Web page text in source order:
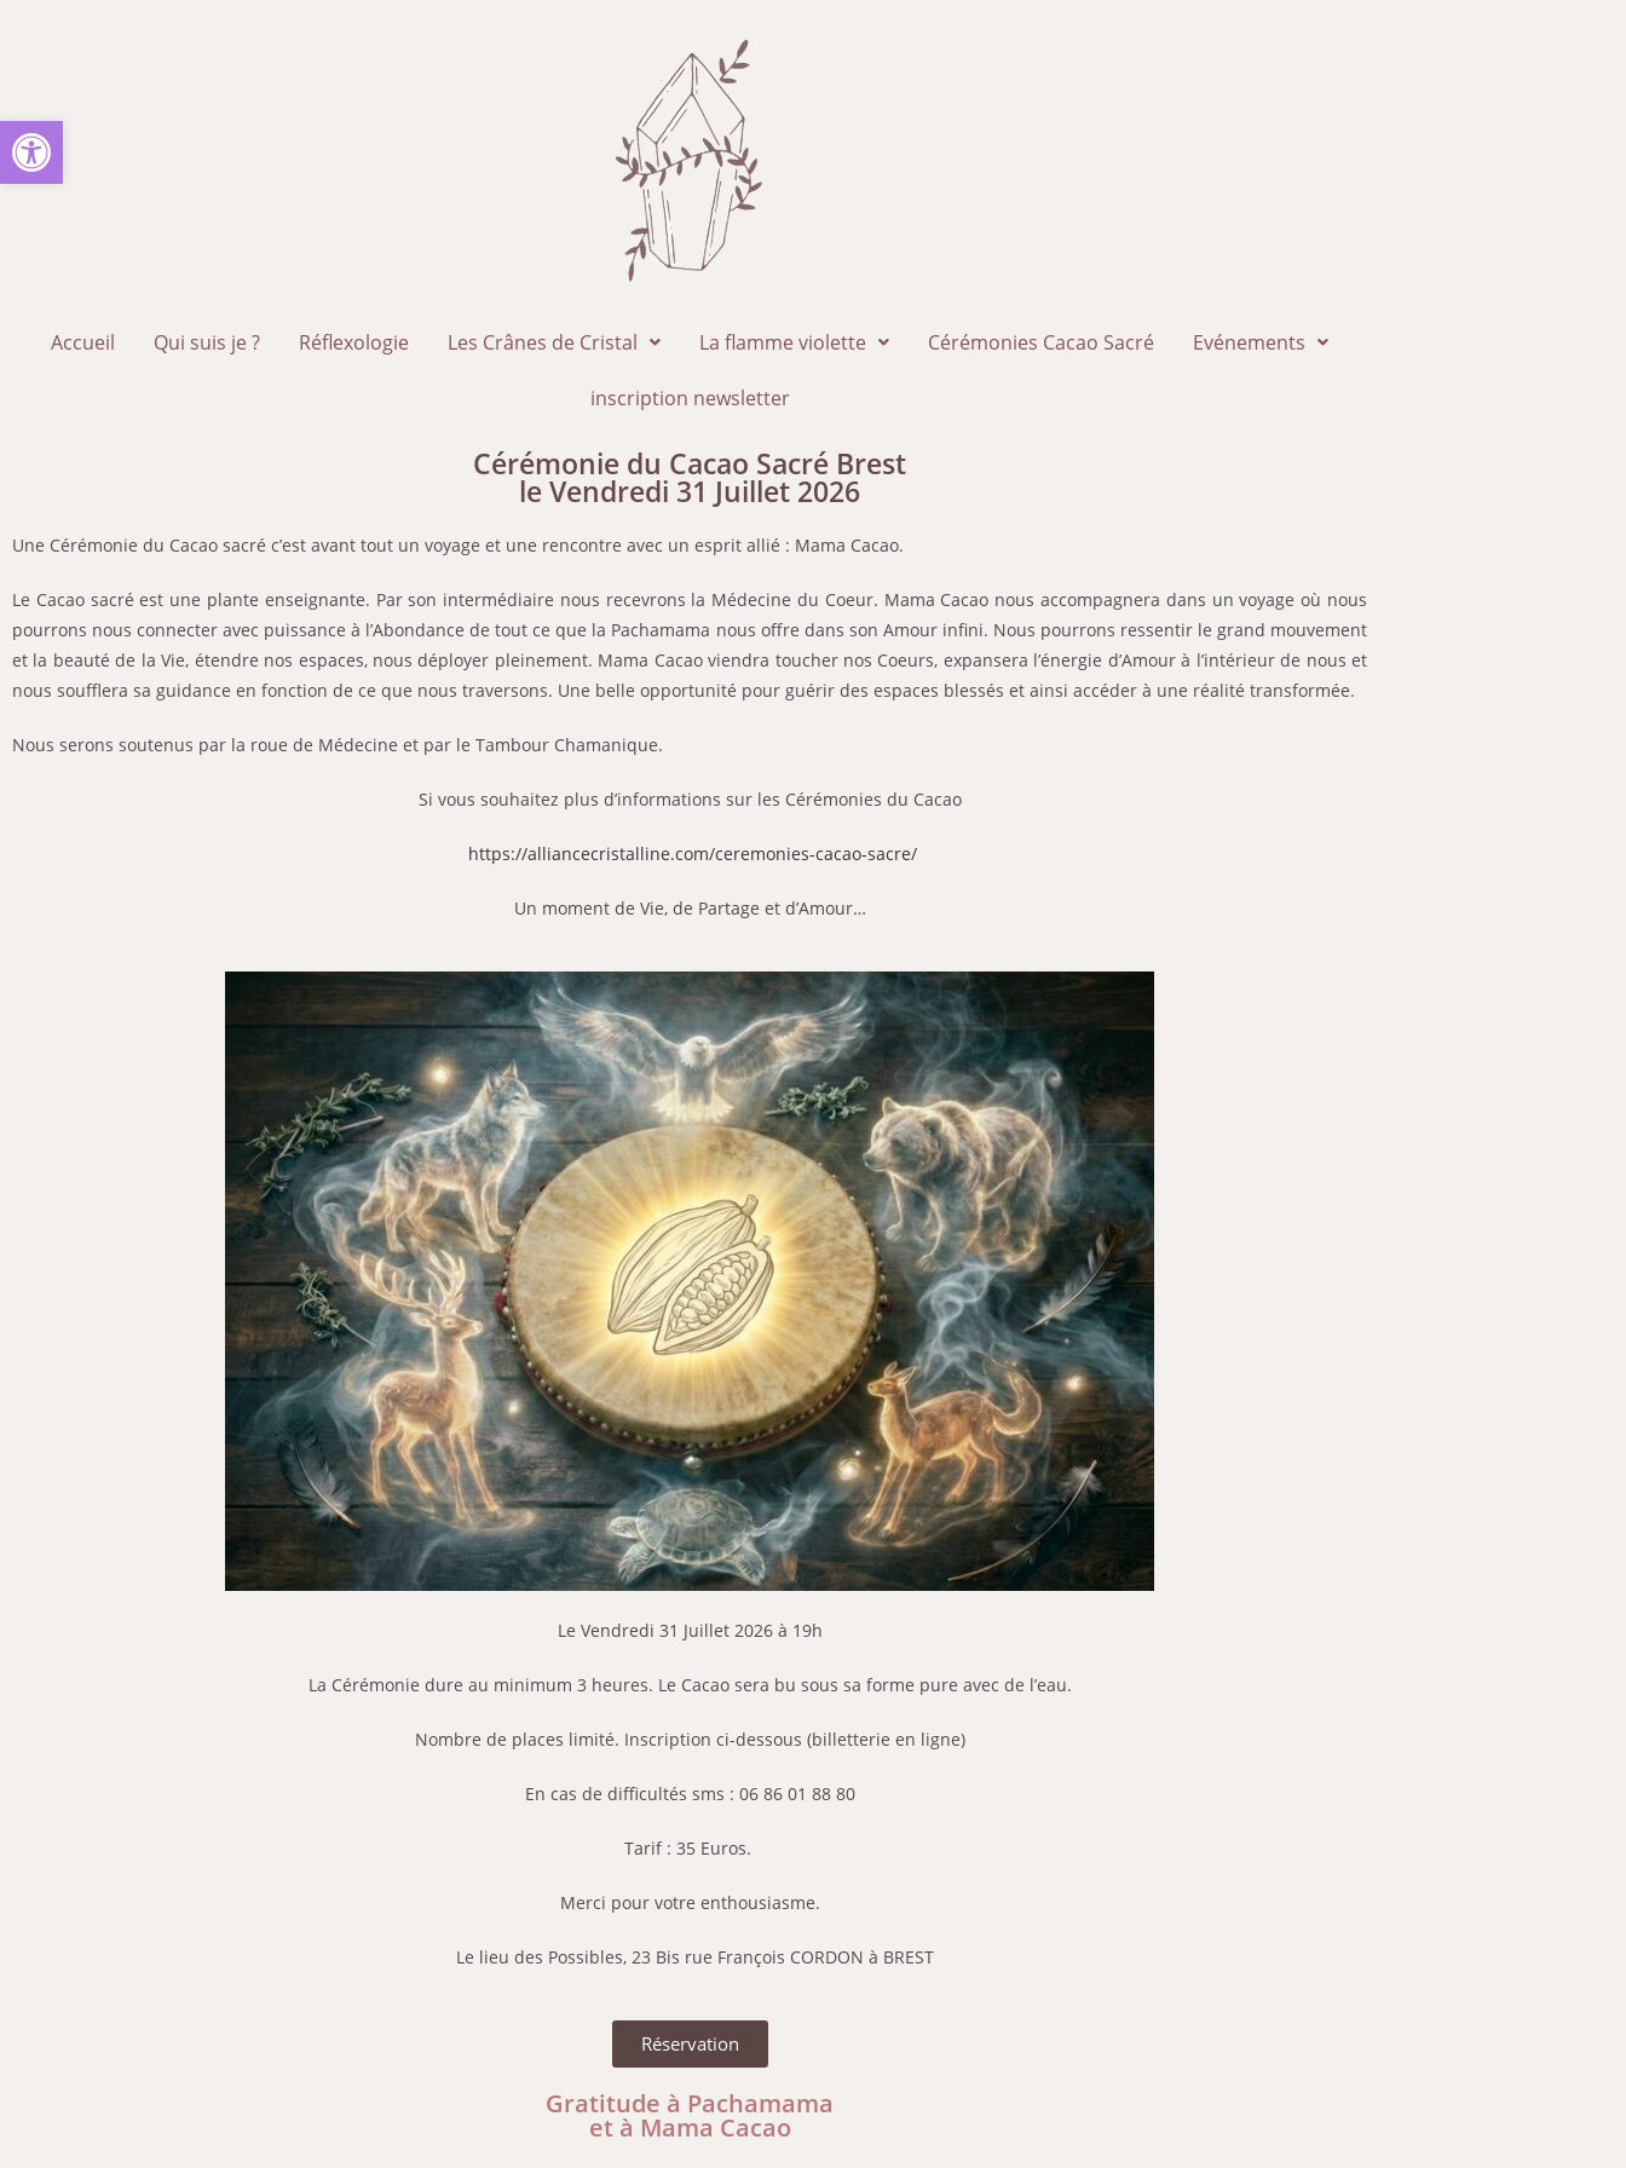
Ouvrir la barre d’outils
Accueil Qui suis je ? Réflexologie Les Crânes de Cristal La flamme violette Cérémonies Cacao Sacré Evénements
inscription newsletter
Cérémonie du Cacao Sacré Brest
le Vendredi 31 Juillet 2026
Une Cérémonie du Cacao sacré c’est avant tout un voyage et une rencontre avec un esprit allié : Mama Cacao.
Le Cacao sacré est une plante enseignante. Par son intermédiaire nous recevrons la Médecine du Coeur. Mama Cacao nous accompagnera dans un voyage où nous
pourrons nous connecter avec puissance à l’Abondance de tout ce que la Pachamama nous offre dans son Amour infini. Nous pourrons ressentir le grand mouvement
et la beauté de la Vie, étendre nos espaces, nous déployer pleinement. Mama Cacao viendra toucher nos Coeurs, expansera l’énergie d’Amour à l’intérieur de nous et
nous soufflera sa guidance en fonction de ce que nous traversons. Une belle opportunité pour guérir des espaces blessés et ainsi accéder à une réalité transformée.
Nous serons soutenus par la roue de Médecine et par le Tambour Chamanique.
Si vous souhaitez plus d’informations sur les Cérémonies du Cacao
https://alliancecristalline.com/ceremonies-cacao-sacre/
Un moment de Vie, de Partage et d’Amour…
Le Vendredi 31 Juillet 2026 à 19h
La Cérémonie dure au minimum 3 heures. Le Cacao sera bu sous sa forme pure avec de l’eau.
Nombre de places limité. Inscription ci-dessous (billetterie en ligne)
En cas de difficultés sms : 06 86 01 88 80
Tarif : 35 Euros.
Merci pour votre enthousiasme.
Le lieu des Possibles, 23 Bis rue François CORDON à BREST
Réservation
Gratitude à Pachamama
et à Mama Cacao